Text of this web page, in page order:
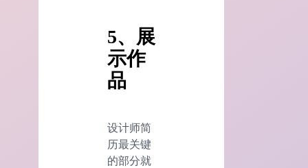
5、展
示作
品
设计师简
历最关键
的部分就